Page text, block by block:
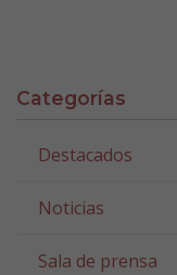
Categorías
Destacados
Noticias
Sala de prensa